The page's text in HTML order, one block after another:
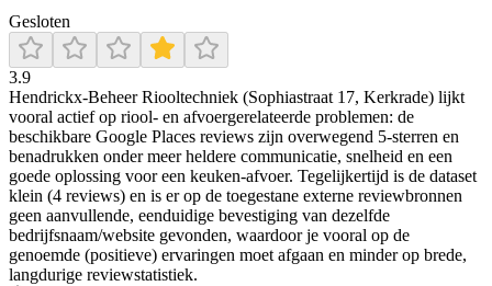
Gesloten
3.9
Hendrickx-Beheer Riooltechniek (Sophiastraat 17, Kerkrade) lijkt
vooral actief op riool- en afvoergerelateerde problemen: de
beschikbare Google Places reviews zijn overwegend 5-sterren en
benadrukken onder meer heldere communicatie, snelheid en een
goede oplossing voor een keuken-afvoer. Tegelijkertijd is de dataset
klein (4 reviews) en is er op de toegestane externe reviewbronnen
geen aanvullende, eenduidige bevestiging van dezelfde
bedrijfsnaam/website gevonden, waardoor je vooral op de
genoemde (positieve) ervaringen moet afgaan en minder op brede,
langdurige reviewstatistiek.